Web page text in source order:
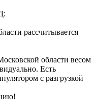
рассчитывается
области весом
Есть
с разгрузкой